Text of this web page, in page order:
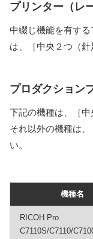
プリンター（レ
中綴じ機能を有す
は、［中央２つ（針
プロダクション
下記の機種は、［
それ以外の機種は
い。
機種名
RICOH Pro
C7110S/C7110/